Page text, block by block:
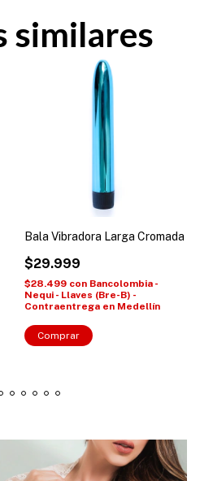
similares
Bala Vibradora Larga Cromada
$29.999
$28.499 con Bancolombia -
Nequi - Llaves (Bre-B) -
Contraentrega en Medellín